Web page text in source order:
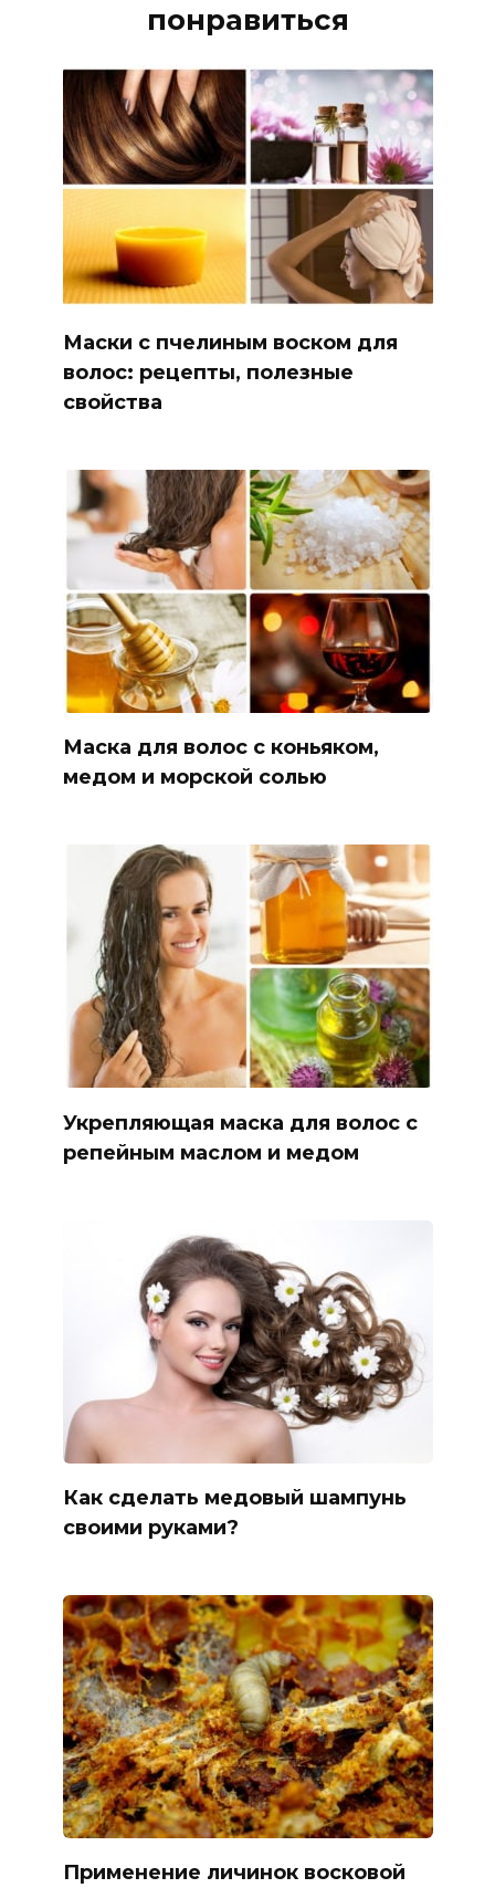
понравиться
Маски с пчелиным воском для
волос: рецепты, полезные
свойства
Маска для волос с коньяком,
медом и морской солью
Укрепляющая маска для волос с
репейным маслом и медом
Как сделать медовый шампунь
своими руками?
Применение личинок восковой